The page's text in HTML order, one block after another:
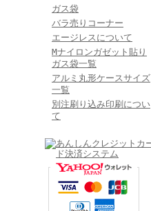
ガス袋
バラ売りコーナー
エージレスについて
Mナイロンガゼット貼り
ガス袋一覧
アルミ丸形ケースサイズ
一覧
別注刷り込み印刷につい
て